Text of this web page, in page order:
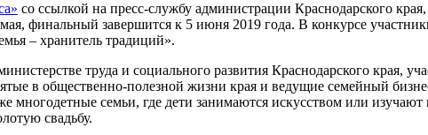
со ссылкой на пресс-службу администрации Краснодарского
финальный завершится к 5 июня 2019 года. В конкурсе
– хранитель традиций».
труда и социального развития Краснодарского края,
в общественно-полезной жизни края и ведущие семейный
многодетные семьи, где дети занимаются искусством или
свадьбу.